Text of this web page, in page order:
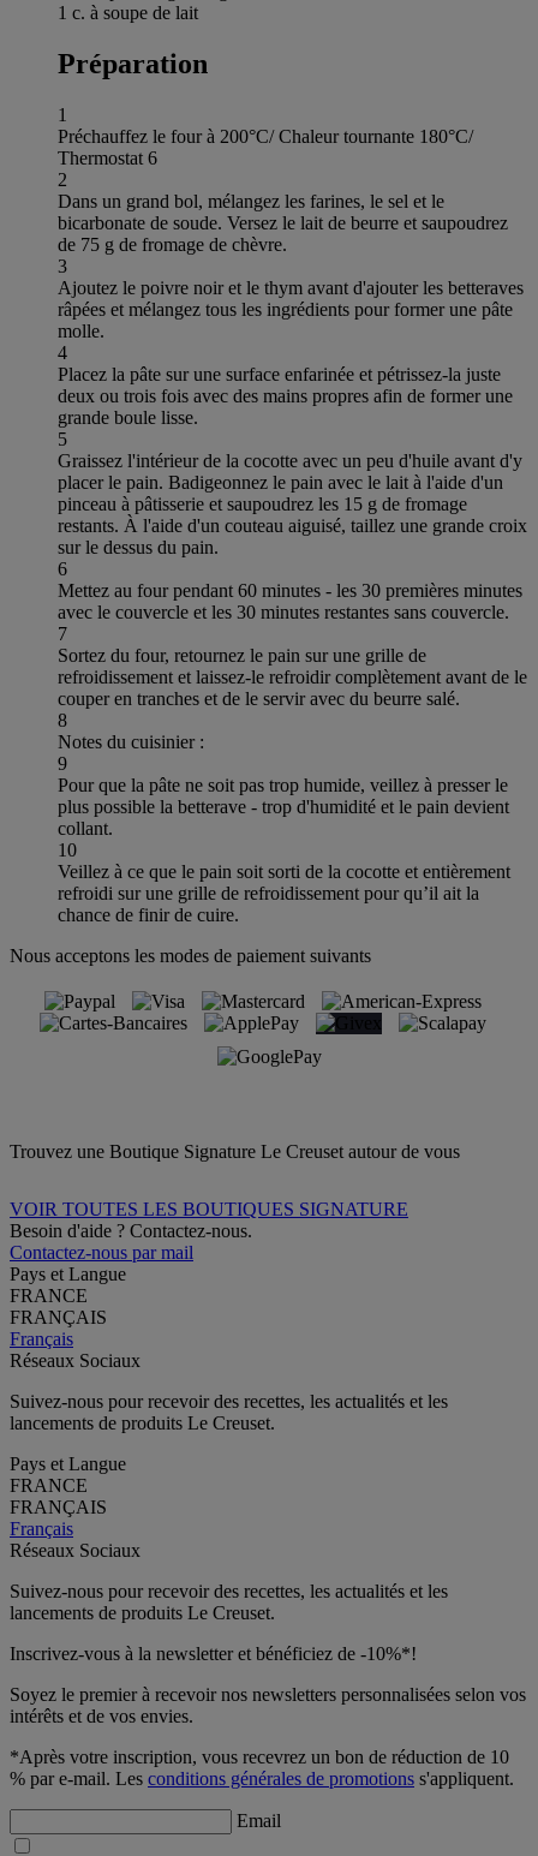
1 c. à soupe de lait
Préparation
1
Préchauffez le four à 200°C/ Chaleur tournante 180°C/
Thermostat 6
2
Dans un grand bol, mélangez les farines, le sel et le
bicarbonate de soude. Versez le lait de beurre et saupoudrez
de 75 g de fromage de chèvre.
3
Ajoutez le poivre noir et le thym avant d'ajouter les betteraves
râpées et mélangez tous les ingrédients pour former une pâte
molle.
4
Placez la pâte sur une surface enfarinée et pétrissez-la juste
deux ou trois fois avec des mains propres afin de former une
grande boule lisse.
5
Graissez l'intérieur de la cocotte avec un peu d'huile avant d'y
placer le pain. Badigeonnez le pain avec le lait à l'aide d'un
pinceau à pâtisserie et saupoudrez les 15 g de fromage
restants. À l'aide d'un couteau aiguisé, taillez une grande croix
sur le dessus du pain.
6
Mettez au four pendant 60 minutes - les 30 premières minutes
avec le couvercle et les 30 minutes restantes sans couvercle.
7
Sortez du four, retournez le pain sur une grille de
refroidissement et laissez-le refroidir complètement avant de le
couper en tranches et de le servir avec du beurre salé.
8
Notes du cuisinier :
9
Pour que la pâte ne soit pas trop humide, veillez à presser le
plus possible la betterave - trop d'humidité et le pain devient
collant.
10
Veillez à ce que le pain soit sorti de la cocotte et entièrement
refroidi sur une grille de refroidissement pour qu’il ait la
chance de finir de cuire.
Nous acceptons les modes de paiement suivants
Trouvez une Boutique Signature Le Creuset autour de vous
VOIR TOUTES LES BOUTIQUES SIGNATURE
Besoin d'aide ? Contactez-nous.
Contactez-nous par mail
Pays et Langue
FRANCE
FRANÇAIS
Français
Réseaux Sociaux
Suivez-nous pour recevoir des recettes, les actualités et les
lancements de produits Le Creuset.
Pays et Langue
FRANCE
FRANÇAIS
Français
Réseaux Sociaux
Suivez-nous pour recevoir des recettes, les actualités et les
lancements de produits Le Creuset.
Inscrivez-vous à la newsletter et bénéficiez de -10%*!
Soyez le premier à recevoir nos newsletters personnalisées selon vos
intérêts et de vos envies.
*Après votre inscription, vous recevrez un bon de réduction de 10
% par e-mail. Les conditions générales de promotions s'appliquent.
Email